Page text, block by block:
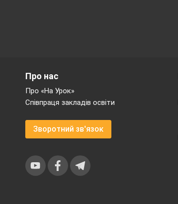
Про нас
Про «На Урок»
Співпраця закладів освіти
Зворотний зв'язок